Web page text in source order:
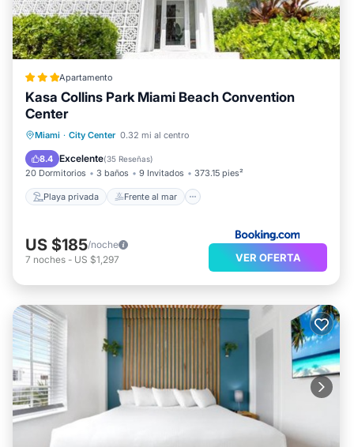
Apartamento
Kasa Collins Park Miami Beach Convention
Center
Miami · City Center 0.32 mi al centro
8.4 Excelente(35 Reseñas)
20 Dormitorios 3 baños 9 Invitados 373.15 pies²
Playa privada Frente al mar
Playa privada
Frente al mar
Vista al mar
US $185/noche
7 noches - US $1,297 VER OFERTA